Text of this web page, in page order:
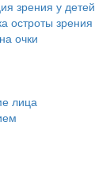
зрения у детей
остроты зрения
очки
лица